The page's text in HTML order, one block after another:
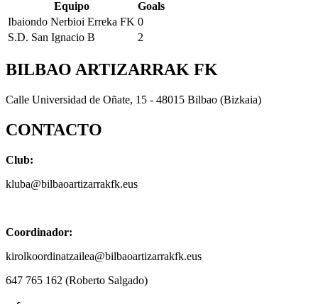
Equipo
Goals
Ibaiondo Nerbioi Erreka FK 0
S.D. San Ignacio B
2
BILBAO ARTIZARRAK FK
Calle Universidad de Oñate, 15 - 48015 Bilbao (Bizkaia)
CONTACTO
Club:
kluba@bilbaoartizarrakfk.eus
Coordinador:
kirolkoordinatzailea@bilbaoartizarrakfk.eus
647 765 162 (Roberto Salgado)